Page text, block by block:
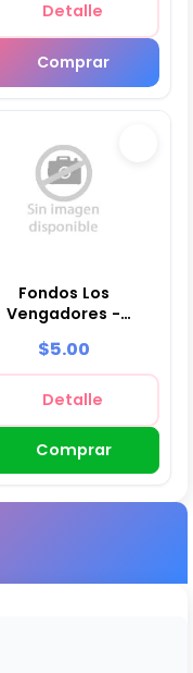
Detalle
Comprar
Fondos Los
Vengadores -
para Decoración
$5.00
Detalle
Comprar